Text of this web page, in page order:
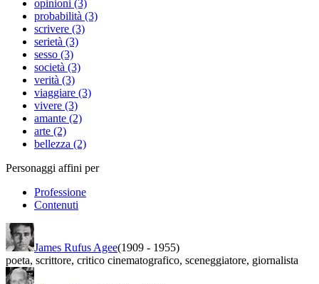
opinioni (3)
probabilità (3)
scrivere (3)
serietà (3)
sesso (3)
società (3)
verità (3)
viaggiare (3)
vivere (3)
amante (2)
arte (2)
bellezza (2)
Personaggi affini per
Professione
Contenuti
James Rufus Agee(1909 - 1955)
poeta, scrittore, critico cinematografico, sceneggiatore, giornalista